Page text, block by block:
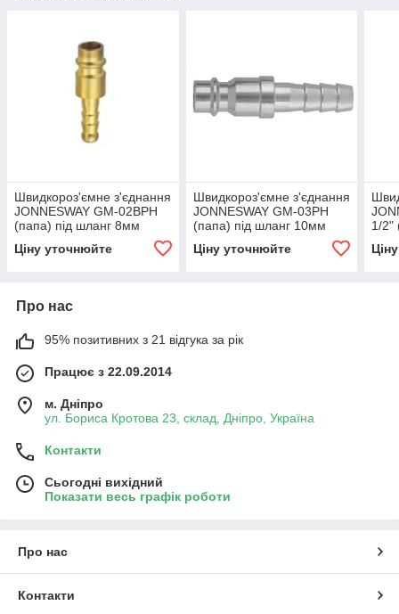
Швидкороз'ємне з'єднання
JONNESWAY GM-02BPH
(папа) під шланг 8мм
Ціну уточнюйте
Швидкороз'ємне з'єднання
JONNESWAY GM-03PH
(папа) під шланг 10мм
Ціну уточнюйте
1/2"
Про нас
95% позитивних з 21 відгука за рік
Працює з 22.09.2014
м. Дніпро
ул. Бориса Кротова 23, склад, Дніпро, Україна
Контакти
Сьогодні вихідний
Показати весь графік роботи
Про нас
Контакти